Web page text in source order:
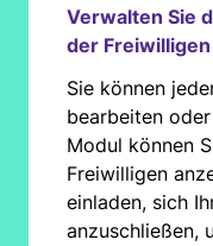
Verwalten Sie
der
Sie können
bearbeiten
Modul können
Freiwilligen
einladen, sich
anzuschließen,